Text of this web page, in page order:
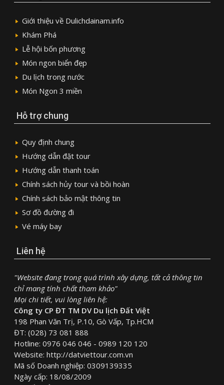
Giới thiệu về Dulichdainam.info
Khám Phá
Lễ hội bốn phương
Món ngon biển đẹp
Du lịch trong nước
Món Ngon 3 miền
Hỗ trợ chung
Quy định chung
Hướng dẫn đặt tour
Hướng dẫn thanh toán
Chính sách hủy tour và bồi hoàn
Chính sách bảo mật thông tin
Sơ đồ đường đi
Vé máy bay
Liên hệ
"Website đang trong quá trình xây dựng, tất cả thông tin
chỉ mang tính chất tham khảo"
Mọi chi tiết, vui lòng liên hệ:
Công ty CP ĐT TM DV Du lịch Đất Việt
198 Phan Văn Trị, P.10, Gò Vấp, Tp.HCM
ĐT: (028) 73 081 888
Hotline: 0976 046 046 - 0989 120 120
Website: http://datviettour.com.vn
Mã số Doanh nghiệp: 0309139335
Ngày cấp: 18/08/2009